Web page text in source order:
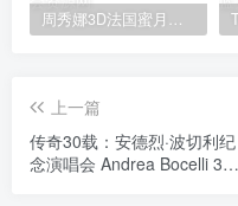
上一篇
传奇30载：安德烈·波切利纪
念演唱会 Andrea Bocelli 30: